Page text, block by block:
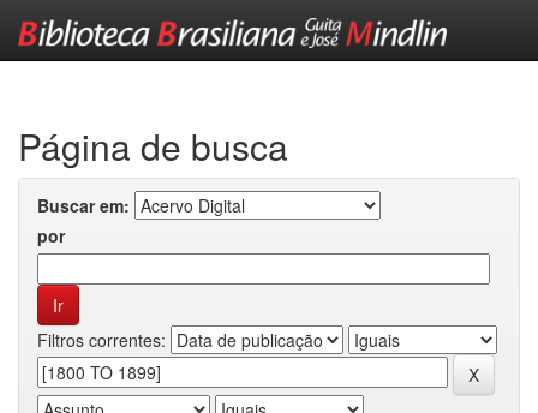
Página de busca
Buscar em:
por
Filtros correntes: